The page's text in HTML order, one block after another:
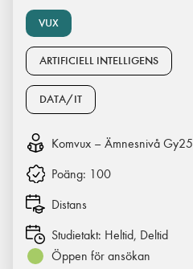
VUX
ARTIFICIELL INTELLIGENS
DATA/IT
Komvux – Ämnesnivå Gy25
Poäng: 100
Distans
Studietakt: Heltid, Deltid
Öppen för ansökan